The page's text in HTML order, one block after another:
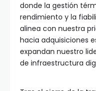
donde la gestión
rendimiento y la
alinea con nuestra
hacia adquisiciones
expandan nuestro
de infraestructura